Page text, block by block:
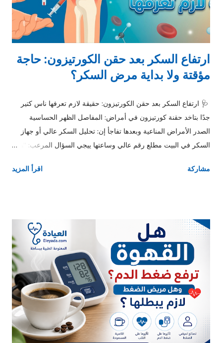
المتعدد. 7. الجلطات: التنميل المفاجئ في نصف الجسم مع أعراض
أخرى...
ارتفاع السكر بعد حقن الكورتيزون: حاجة
مؤقتة ولا بداية مرض السكر؟
🩺 ارتفاع السكر بعد حقن الكورتيزون: حقيقة لازم تعرفها ناس كتير
جدًا بتاخد حقنة كورتيزون في أمراض: المفاصل الظهر الحساسية
الصدر الأمراض المناعية وبعدها تفاجأ إن: تحليل السكر عالي أو جهاز
السكر في البيت مطلع رقم عالي وساعتها ييجي السؤال المرعب: “هو
مؤقت في السكر بسبب الكورتيزون، مش مرض سكر دائم. 🔹 يعني
الدرجة والمدة بتختلف. 🔹 الكورتيزون بيرفع السكر إزاي؟ الكورتيزون
بيعمل 3 حاجات مهمين: يخلي الكبد يطلع سكر أكتر يقلل تأثير
الإنسولين يخلي الخلايا كسلانة في استخدام السكر فالنتيجة: السكر
يعلى في الدم حتى لو البنكرياس سليم وده سبب شائع جدًا لارتفاع
السكر المفاجئ بعد الحقن. 🔹 هل كل حقن الكورتيزون ترفع السكر؟
لا، بس: كل ما الجرعة أعلى وكل ما المفعول أطول وكل ما المريض
عنده استعداد الاحتمال يزيد 👉 أكتر أنواع بتعمل كده: حقن الم...
مشاركة اقرأ المزيد